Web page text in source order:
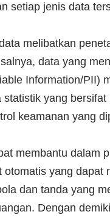
setiap jenis data
melibatkan
data yang
Information/PII)
statistik yang
keamanan yang
membantu dalam
otomatis yang dapat
dan tanda yang
Dengan